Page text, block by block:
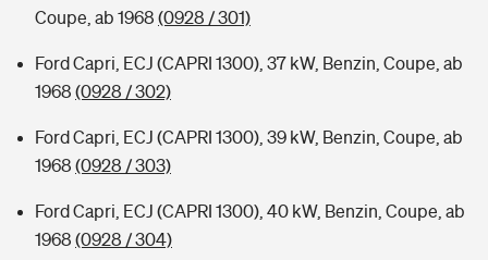
Sie haben Fragen?
Zur Übersicht
Kinderunfall-Check: Mehr Sicherheit für deine Kids
Typklassen: So ist Ihr Auto eingestuft
Coupe, ab 1968 (0928 / 301)
Ford Capri, ECJ (CAPRI 1300), 37 kW, Benzin, Coupe, ab
1968 (0928 / 302)
Ford Capri, ECJ (CAPRI 1300), 39 kW, Benzin, Coupe, ab
1968 (0928 / 303)
Ford Capri, ECJ (CAPRI 1300), 40 kW, Benzin, Coupe, ab
1968 (0928 / 304)